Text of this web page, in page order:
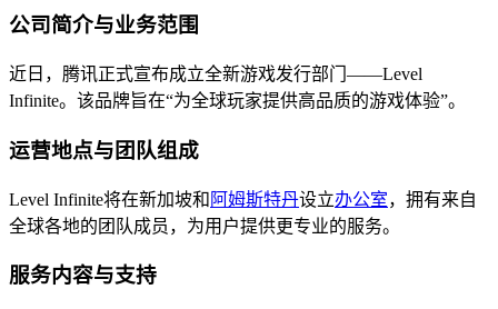
公司简介与业务范围
近日，腾讯正式宣布成立全新游戏发行部门——Level
Infinite。该品牌旨在“为全球玩家提供高品质的游戏体验”。
运营地点与团队组成
Level Infinite将在新加坡和 阿姆斯特丹设立办公室，拥有来自
全球各地的团队成员，为用户提供更专业的服务。
服务内容与支持